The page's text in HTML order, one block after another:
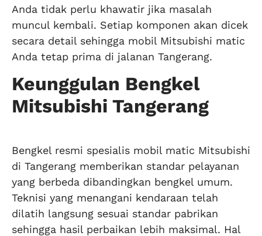
Anda tidak perlu khawatir jika masalah
muncul kembali. Setiap komponen akan dicek
secara detail sehingga mobil Mitsubishi matic
Anda tetap prima di jalanan Tangerang.
Keunggulan Bengkel
Mitsubishi Tangerang
Bengkel resmi spesialis mobil matic Mitsubishi
di Tangerang memberikan standar pelayanan
yang berbeda dibandingkan bengkel umum.
Teknisi yang menangani kendaraan telah
dilatih langsung sesuai standar pabrikan
sehingga hasil perbaikan lebih maksimal. Hal